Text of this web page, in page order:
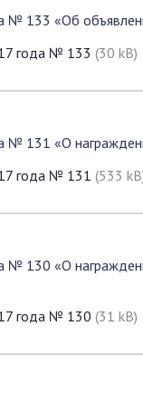
№ 133 «Об
года № 133 (30 kB)
№ 131 «О
года № 131 (533
№ 130 «О
года № 130 (31 kB)